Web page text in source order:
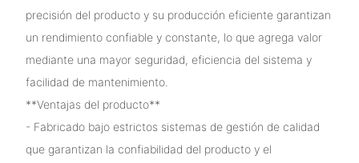
precisión del producto y su producción eficiente garantizan
un rendimiento confiable y constante, lo que agrega valor
mediante una mayor seguridad, eficiencia del sistema y
facilidad de mantenimiento.
**Ventajas del producto**
- Fabricado bajo estrictos sistemas de gestión de calidad
que garantizan la confiabilidad del producto y el